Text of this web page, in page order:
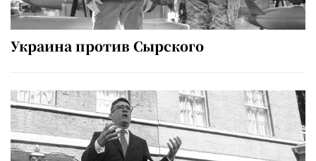
Украина против Сырского